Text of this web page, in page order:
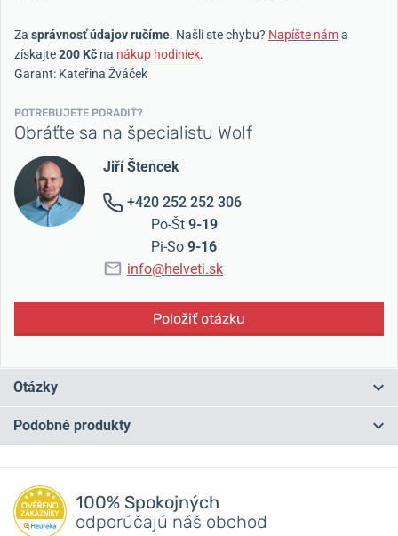
Za správnosť údajov ručíme. Našli ste chybu? Napíšte náma
získajte200 Kč na nákup hodiniek.
Garant: Kateřina Žváček
POTREBUJETE PORADIŤ?
Obráťte sa na špecialistu Wolf
Jiří Štencek
+420 252 252 306
Po-Št 9-19
Pi-So 9-16
info@helveti.sk
Položiť otázku
Otázky
Máte otázku? Zanechajte nám komentár
Pridať dotaz
Podobné produkty
100% Spokojných
odporúčajú náš obchod